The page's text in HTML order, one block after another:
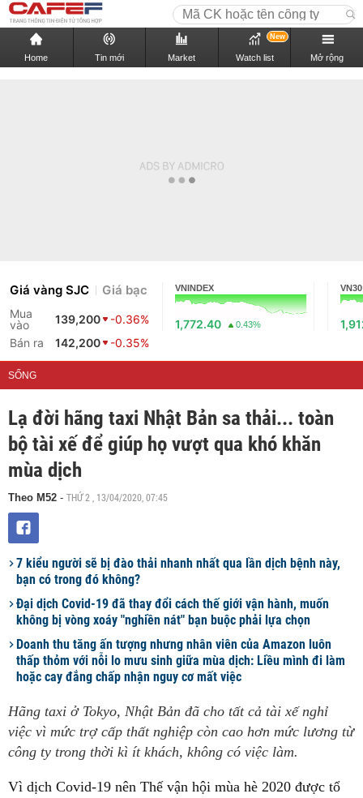
Home Tin mới Market Watch list
New
Mở rộng
Giá vàng SJC Giá bạc
Mua
vào
139,200
-0.36%
Bán ra
142,200 -0.35%
VNINDEX
1,772.40 0.43%
VN30
SỐNG
Lạ đời hãng taxi Nhật Bản sa thải... toàn
bộ tài xế để giúp họ vượt qua khó khăn
mùa dịch
Theo M52 - THỨ 2 , 13/04/2020, 07:45
7 kiểu người sẽ bị đào thải nhanh nhất qua lần dịch bệnh này,
bạn có trong đó không?
Đại dịch Covid-19 đã thay đổi cách thế giới vận hành, muốn
không bị vòng xoáy "nghiền nát" bạn buộc phải lựa chọn
Doanh thu tăng ấn tượng nhưng nhân viên của Amazon luôn
thấp thỏm với nỗi lo mưu sinh giữa mùa dịch: Liều mình đi làm
hoặc cay đắng chấp nhận nguy cơ mất việc
Hãng taxi ở Tokyo, Nhật Bản đã cho tất cả tài xế nghỉ
việc vì mức trợ cấp thất nghiệp còn cao hơn mức lương từ
công ty trong thời kì ít khách, không có việc làm.
Vì dịch Covid-19 nên Thế vận hội mùa hè 2020 được tổ